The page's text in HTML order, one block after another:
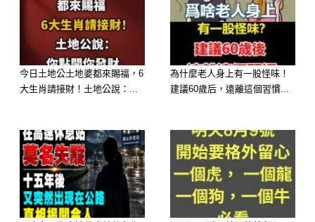
一切原本都很正常。
一開始，他以為只是走失，或被附近野
狗叼走。但接下來幾天，鵝的數量持續
減少，而且幾乎沒有留下太多掙扎痕
今日土地公土地婆都來賜福，6
大生肖請接財！土地公說：...
為什麼老人身上有一股怪味！
建議60歲后，遠離這個習慣...